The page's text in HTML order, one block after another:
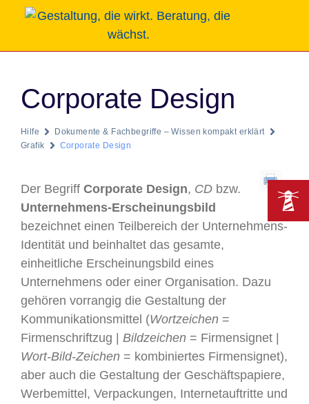
Corporate Design
Hilfe
Dokumente & Fachbegriffe – Wissen kompakt erklärt
Grafik
Corporate Design
Der Begriff Corporate Design, CD bzw.
Unternehmens-Erscheinungsbild
bezeichnet einen Teilbereich der Unternehmens-
Identität und beinhaltet das gesamte,
einheitliche Erscheinungsbild eines
Unternehmens oder einer Organisation. Dazu
gehören vorrangig die Gestaltung der
Kommunikationsmittel (Wortzeichen =
Firmenschriftzug | Bildzeichen = Firmensignet |
Wort-Bild-Zeichen = kombiniertes Firmensignet),
aber auch die Gestaltung der Geschäftspapiere,
Werbemittel, Verpackungen, Internetauftritte und